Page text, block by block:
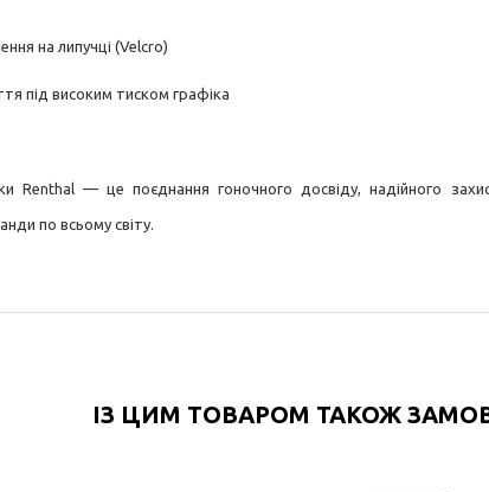
на липучці (Velcro)
під високим тиском графіка
Renthal — це поєднання гоночного досвіду, надійного
по всьому світу.
ІЗ ЦИМ ТОВАРОМ ТАКОЖ